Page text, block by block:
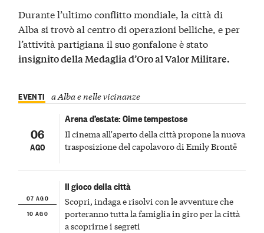
Durante l’ultimo conflitto mondiale, la città di
Alba si trovò al centro di operazioni belliche, e per
l’attività partigiana il suo gonfalone è stato
insignito della Medaglia d’Oro al Valor Militare.
EVENTI a Alba e nelle vicinanze
06
AGO
Arena d’estate: Cime tempestose
Il cinema all'aperto della città propone la nuova
trasposizione del capolavoro di Emily Brontë
07 AGO
10 AGO
Il gioco della città
Scopri, indaga e risolvi con le avventure che
porteranno tutta la famiglia in giro per la città
a scoprirne i segreti